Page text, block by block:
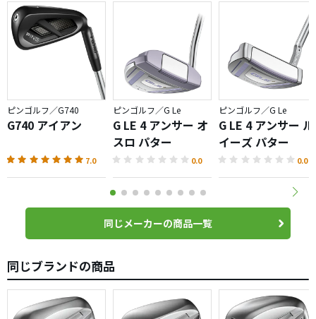
ピンゴルフ／G740
G740 アイアン
7.0
ピンゴルフ／G Le
G LE 4 アンサー オ
スロ パター
0.0
ピンゴルフ／G Le
G LE 4 アンサー ル
イーズ パター
0.0
同じメーカーの商品一覧
同じブランドの商品